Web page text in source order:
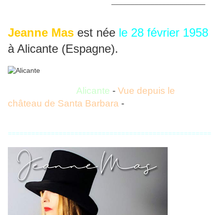
Jeanne Mas est née le 28 février 1958
à Alicante (Espagne).
Alicante - Vue depuis le
château de Santa Barbara -
====================================================